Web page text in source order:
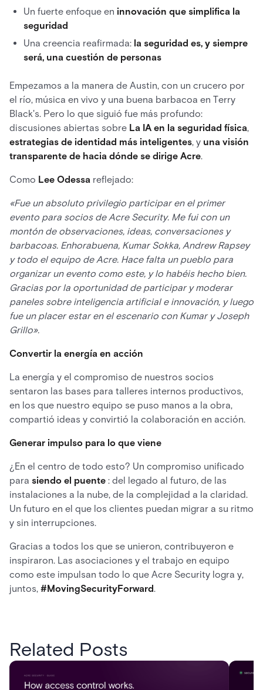
Un fuerte enfoque en innovación que simplifica la
seguridad
Una creencia reafirmada: la seguridad es, y siempre
será, una cuestión de personas
Empezamos a la manera de Austin, con un crucero por
el río, música en vivo y una buena barbacoa en Terry
Black's. Pero lo que siguió fue más profundo:
discusiones abiertas sobre La IA en la seguridad física,
estrategias de identidad más inteligentes, y una visión
transparente de hacia dónde se dirige Acre.
Como Lee Odessa reflejado:
«Fue un absoluto privilegio participar en el primer
evento para socios de Acre Security. Me fui con un
montón de observaciones, ideas, conversaciones y
barbacoas. Enhorabuena, Kumar Sokka, Andrew Rapsey
y todo el equipo de Acre. Hace falta un pueblo para
organizar un evento como este, y lo habéis hecho bien.
Gracias por la oportunidad de participar y moderar
paneles sobre inteligencia artificial e innovación, y luego
fue un placer estar en el escenario con Kumar y Joseph
Grillo».
Convertir la energía en acción
La energía y el compromiso de nuestros socios
sentaron las bases para talleres internos productivos,
en los que nuestro equipo se puso manos a la obra,
compartió ideas y convirtió la colaboración en acción.
Generar impulso para lo que viene
¿En el centro de todo esto? Un compromiso unificado
para siendo el puente : del legado al futuro, de las
instalaciones a la nube, de la complejidad a la claridad.
Un futuro en el que los clientes puedan migrar a su ritmo
y sin interrupciones.
Gracias a todos los que se unieron, contribuyeron e
inspiraron. Las asociaciones y el trabajo en equipo
como este impulsan todo lo que Acre Security logra y,
juntos, #MovingSecurityForward.
Related Posts